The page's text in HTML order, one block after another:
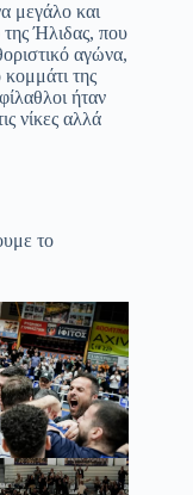
μεγάλο και
της Ήλιδας, που
αγώνα,
της
ήταν
νίκες αλλά
το